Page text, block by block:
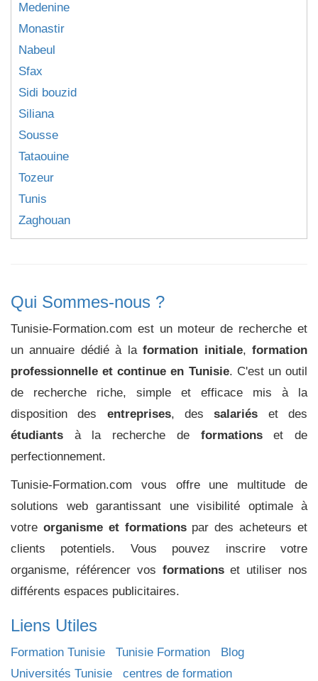
Medenine
Monastir
Nabeul
Sfax
Sidi bouzid
Siliana
Sousse
Tataouine
Tozeur
Tunis
Zaghouan
Qui Sommes-nous ?
Tunisie-Formation.com est un moteur de recherche et
un annuaire dédié à laformation initiale,formation
professionnelle et continue en Tunisie. C'est un outil
de recherche riche, simple et efficace mis à la
disposition des entreprises, dessalariés et des
étudiants à la recherche de formationset de
perfectionnement.
Tunisie-Formation.com vous offre une multitude de
solutions web garantissant une visibilité optimale à
votre organisme et formationspar des acheteurs et
clients potentiels. Vous pouvez inscrire votre
organisme, référencer vos formationset utiliser nos
différents espaces publicitaires.
Liens Utiles
Formation Tunisie Tunisie Formation
Blog
Universités Tunisie
centres de formation